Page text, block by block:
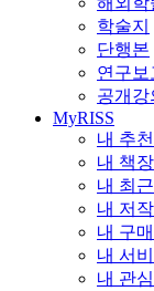
학술지
단행본
연구보
공개강
MyRISS
내 추
내 책장
내 최
내 저
내 구
내 서
내 관